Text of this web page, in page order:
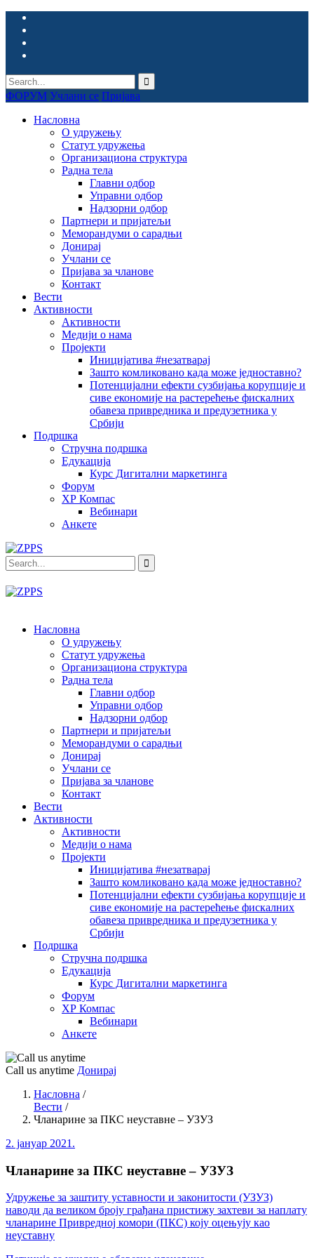
ФОРУМ Учлани се Пријава
Насловна
О удружењу
Статут удружења
Организациона структура
Радна тела
Главни одбор
Управни одбор
Надзорни одбор
Партнери и пријатељи
Меморандуми о сарадњи
Донирај
Учлани се
Пријава за чланове
Контакт
Вести
Активности
Активности
Медији о нама
Пројекти
Иницијатива #незатварај
Зашто комликовано када може једноставно?
Потенцијални ефекти сузбијања корупције и
сиве економије на растерећење фискалних
обавеза привредника и предузетника у
Србији
Подршка
Стручна подршка
Едукација
Курс Дигитални маркетинга
Форум
ХР Компас
Вебинари
Анкете
Насловна
О удружењу
Статут удружења
Организациона структура
Радна тела
Главни одбор
Управни одбор
Надзорни одбор
Партнери и пријатељи
Меморандуми о сарадњи
Донирај
Учлани се
Пријава за чланове
Контакт
Вести
Активности
Активности
Медији о нама
Пројекти
Иницијатива #незатварај
Зашто комликовано када може једноставно?
Потенцијални ефекти сузбијања корупције и
сиве економије на растерећење фискалних
обавеза привредника и предузетника у
Србији
Подршка
Стручна подршка
Едукација
Курс Дигитални маркетинга
Форум
ХР Компас
Вебинари
Анкете
Call us anytime Донирај
Насловна /
Вести /
Чланарине за ПКС неуставне – УЗУЗ
2. јануар 2021.
Чланарине за ПКС неуставне – УЗУЗ
Удружење за заштиту уставности и законитости (УЗУЗ)
наводи да великом броју грађана пристижу захтеви за наплату
чланарине Привредној комори (ПКС) коју оцењују као
неуставну